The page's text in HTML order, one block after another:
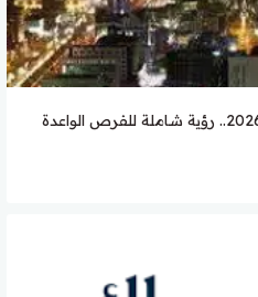
مستقبل الاستثمار في السعودية 2026.. رؤية شاملة للفرص الواعدة